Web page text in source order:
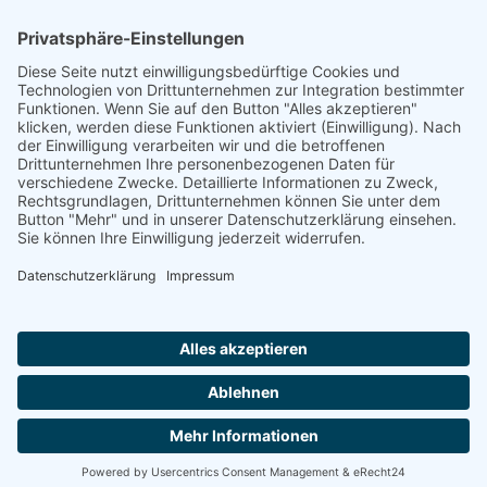
Footer
Cookie-Einstellungen Datenschutz
Impressum
intern
by